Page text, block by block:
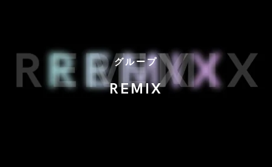
グループ
REMIX